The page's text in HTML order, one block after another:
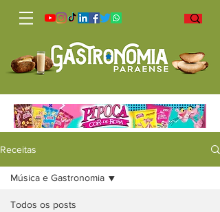
Receitas
Todos os posts
Música e Gastronomia